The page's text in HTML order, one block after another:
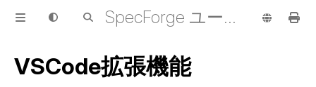
SpecForge ユーザーガイド
VSCode拡張機能